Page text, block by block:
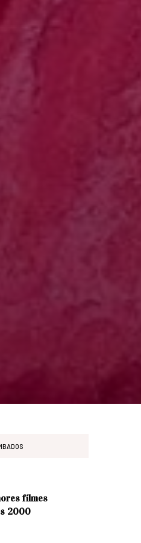
filmes
2000